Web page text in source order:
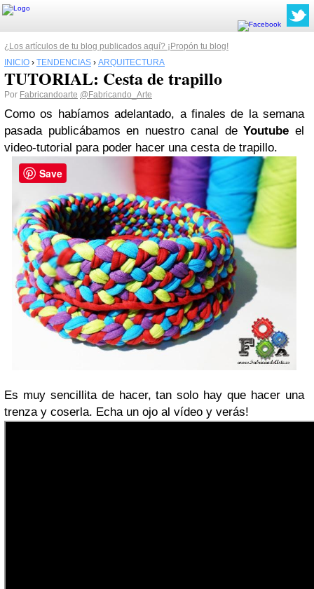
¿Los artículos de tu blog publicados aquí? ¡Propón tu blog!
INICIO › TENDENCIAS › ARQUITECTURA
TUTORIAL: Cesta de trapillo
Por Fabricandoarte @Fabricando_Arte
Como os habíamos adelantado, a finales de la semana
pasada publicábamos en nuestro canal deYoutube el
video-tutorial para poder hacer una cesta de trapillo.
Es muy sencillita de hacer, tan solo hay que hacer una
trenza y coserla. Echa un ojo al vídeo y verás!
Save